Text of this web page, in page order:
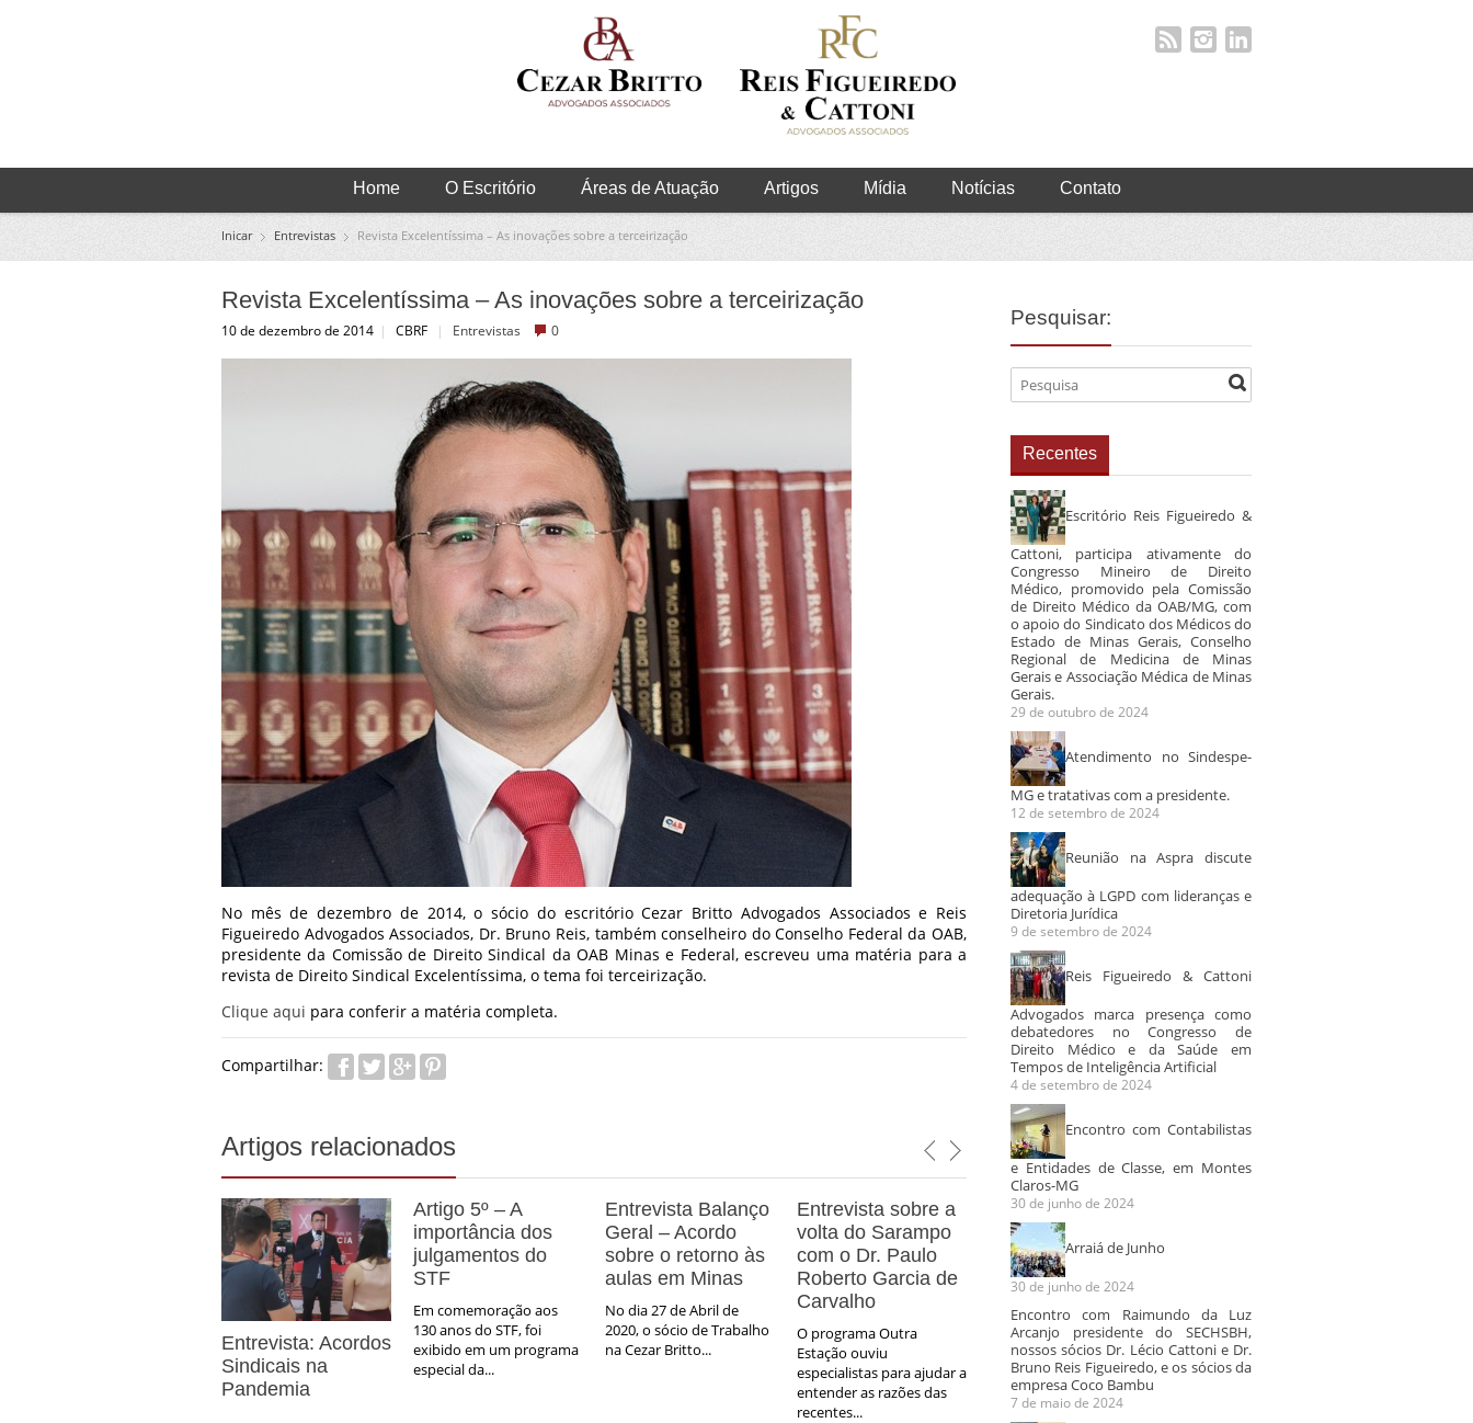
Home O Escritório Áreas de Atuação Artigos Mídia Notícias Contato
Inicar Entrevistas Revista Excelentíssima – As inovações sobre a terceirização
Revista Excelentíssima – As inovações sobre a terceirização
10 de dezembro de 2014 | CBRF | Entrevistas 0
No mês de dezembro de 2014, o sócio do escritório Cezar Britto Advogados Associados e Reis
Figueiredo Advogados Associados, Dr. Bruno Reis, também conselheiro do Conselho Federal da OAB,
presidente da Comissão de Direito Sindical da OAB Minas e Federal, escreveu uma matéria para a
revista de Direito Sindical Excelentíssima, o tema foi terceirização.
Clique aqui para conferir a matéria completa.
Compartilhar:
Artigos relacionados
Entrevista: Acordos
Sindicais na
Pandemia
Artigo 5º – A
importância dos
julgamentos do
STF
Em comemoração aos
130 anos do STF, foi
exibido em um programa
especial da...
Entrevista Balanço
Geral – Acordo
sobre o retorno às
aulas em Minas
No dia 27 de Abril de
2020, o sócio de Trabalho
na Cezar Britto...
Entrevista sobre a
volta do Sarampo
com o Dr. Paulo
Roberto Garcia de
Carvalho
O programa Outra
Estação ouviu
especialistas para ajudar a
entender as razões das
recentes...
Cezar Britto é
entrevistado por
Bob Fernandes
A TVT, em parceria com a
TVE Bahia, exibe a
entrevista especial do
jornalista...
de 2017, foi ao ar uma
entrevista no Programa...
Pesquisar:
Recentes
Escritório Reis Figueiredo &
Cattoni, participa ativamente do
Congresso Mineiro de Direito
Médico, promovido pela Comissão
de Direito Médico da OAB/MG, com
o apoio do Sindicato dos Médicos do
Estado de Minas Gerais, Conselho
Regional de Medicina de Minas
Gerais e Associação Médica de Minas
Gerais.
29 de outubro de 2024
Atendimento no Sindespe-
MG e tratativas com a presidente.
12 de setembro de 2024
Reunião na Aspra discute
adequação à LGPD com lideranças e
Diretoria Jurídica
9 de setembro de 2024
Reis Figueiredo & Cattoni
Advogados marca presença como
debatedores no Congresso de
Direito Médico e da Saúde em
Tempos de Inteligência Artificial
4 de setembro de 2024
Encontro com Contabilistas
e Entidades de Classe, em Montes
Claros-MG
30 de junho de 2024
Arraiá de Junho
30 de junho de 2024
Encontro com Raimundo da Luz
Arcanjo presidente do SECHSBH,
nossos sócios Dr. Lécio Cattoni e Dr.
Bruno Reis Figueiredo, e os sócios da
empresa Coco Bambu
7 de maio de 2024